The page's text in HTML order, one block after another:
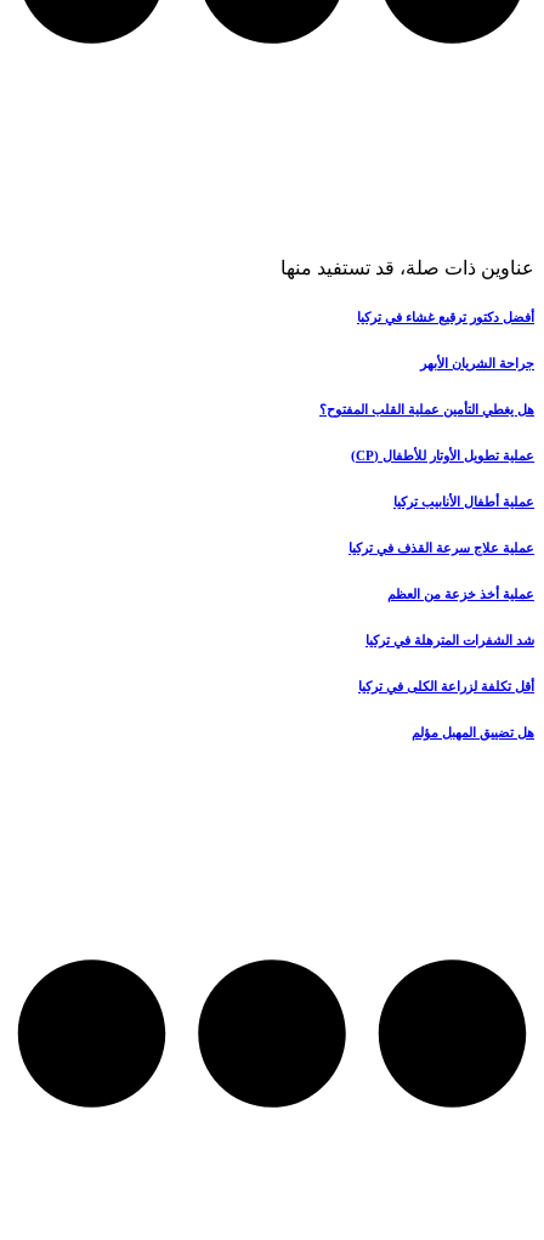
عناوين ذات صلة، قد تستفيد منها
أفضل دكتور ترقيع غشاء في تركيا
جراحة الشريان الأبهر
هل يغطي التأمين عملية القلب المفتوح؟
عملية تطويل الأوتار للأطفال (CP)
عملية أطفال الأنابيب تركيا
عملية علاج سرعة القذف في تركيا
عملية أخذ خزعة من العظم
شد الشفرات المترهلة في تركيا
أقل تكلفة لزراعة الكلى في تركيا
هل تضييق المهبل مؤلم